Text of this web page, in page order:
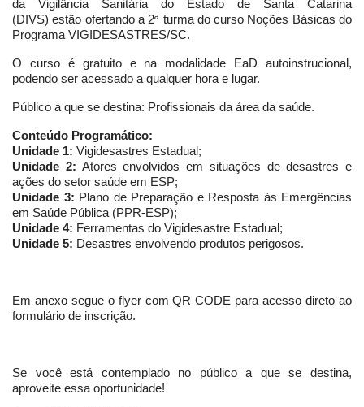
da Vigilância Sanitária do Estado de Santa Catarina
(DIVS) estão ofertando a 2ª turma do curso Noções Básicas do
Programa VIGIDESASTRES/SC.
O curso é gratuito e na modalidade EaD autoinstrucional,
podendo ser acessado a qualquer hora e lugar.
Público a que se destina: Profissionais da área da saúde.
Conteúdo Programático:
Unidade 1: Vigidesastres Estadual;
Unidade 2: Atores envolvidos em situações de desastres e
ações do setor saúde em ESP;
Unidade 3: Plano de Preparação e Resposta às Emergências
em Saúde Pública (PPR-ESP);
Unidade 4: Ferramentas do Vigidesastre Estadual;
Unidade 5: Desastres envolvendo produtos perigosos.
Em anexo segue o flyer com QR CODE para acesso direto ao
formulário de inscrição.
Se você está contemplado no público a que se destina,
aproveite essa oportunidade!